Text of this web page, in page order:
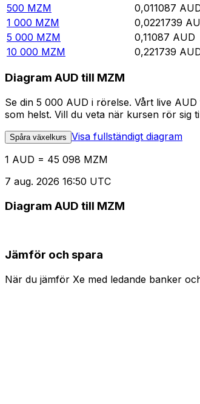
500 MZM 0,011087
1 000 MZM 0,0221739
5 000 MZM 0,11087 AUD
10 000 MZM 0,221739
Diagram AUD till MZM
Se din 5 000 AUD i rörelse. Vårt live
som helst. Vill du veta när kursen rör sig
Spåra växelkurs Visa fullständigt diagram
1 AUD = 45 098 MZM
7 aug. 2026 16:50 UTC
Diagram AUD till MZM
Jämför och spara
När du jämför Xe med ledande banker